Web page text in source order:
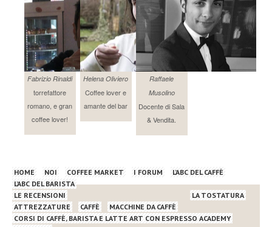
Fabrizio Rinaldi
torrefattore
romano, e gran
coffee lover!
Helena Oliviero
Coffee lover e
amante del bar
Raffaele
Musolino
Docente di Sala
& Vendita.
HOME NOI COFFEE MARKET I FORUM
L’ABC DEL CAFFÈ
L’ABC DEL BARISTA
LE RECENSIONI
ATTREZZATURE
CAFFÈ MACCHINE DA CAFFÈ
LA TOSTATURA
CORSI DI CAFFÈ, BARISTA E LATTE ART CON ESPRESSO ACADEMY